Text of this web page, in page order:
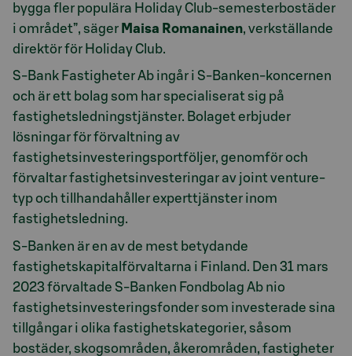
bygga fler populära Holiday Club-semesterbostäder
i området”, säger Maisa Romanainen, verkställande
direktör för Holiday Club.
S-Bank Fastigheter Ab ingår i S-Banken-koncernen
och är ett bolag som har specialiserat sig på
fastighetsledningstjänster. Bolaget erbjuder
lösningar för förvaltning av
fastighetsinvesteringsportföljer, genomför och
förvaltar fastighetsinvesteringar av joint venture-
typ och tillhandahåller experttjänster inom
fastighetsledning.
S-Banken är en av de mest betydande
fastighetskapitalförvaltarna i Finland. Den 31 mars
2023 förvaltade S-Banken Fondbolag Ab nio
fastighetsinvesteringsfonder som investerade sina
tillgångar i olika fastighetskategorier, såsom
bostäder, skogsområden, åkerområden, fastigheter